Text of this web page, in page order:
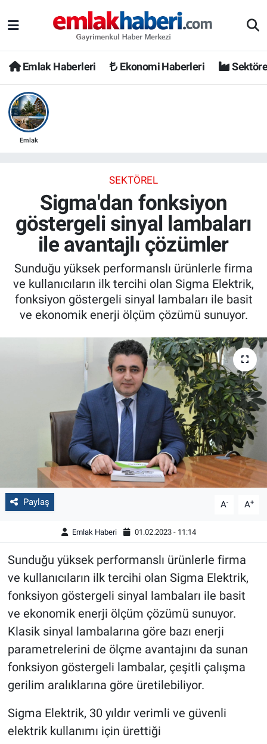
Emlak Haberleri Ekonomi Haberleri
Emlak
SEKTÖREL
Sigma'dan fonksiyon
göstergeli sinyal lambaları
ile avantajlı çözümler
Sunduğu yüksek performanslı ürünlerle firma
ve kullanıcıların ilk tercihi olan Sigma Elektrik,
fonksiyon göstergeli sinyal lambaları ile basit
ve ekonomik enerji ölçüm çözümü sunuyor.
Paylaş A- A+
Emlak Haberi 01.02.2023 - 11:14
Sunduğu yüksek performanslı ürünlerle firma
ve kullanıcıların ilk tercihi olan Sigma Elektrik,
fonksiyon göstergeli sinyal lambaları ile basit
ve ekonomik enerji ölçüm çözümü sunuyor.
Klasik sinyal lambalarına göre bazı enerji
parametrelerini de ölçme avantajını da sunan
fonksiyon göstergeli lambalar, çeşitli çalışma
gerilim aralıklarına göre üretilebiliyor.
Sigma Elektrik, 30 yıldır verimli ve güvenli
elektrik kullanımı için ürettiği